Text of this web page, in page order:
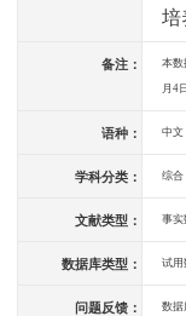
培
备注： 本数
月4日
语种： 中文
学科分类： 综合
文献类型： 事实
数据库类型： 试用
问题反馈： 数据